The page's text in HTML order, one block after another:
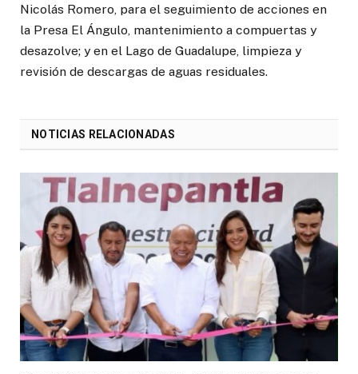
Nicolás Romero, para el seguimiento de acciones en
la Presa El Ángulo, mantenimiento a compuertas y
desazolve; y en el Lago de Guadalupe, limpieza y
revisión de descargas de aguas residuales.
NOTICIAS RELACIONADAS